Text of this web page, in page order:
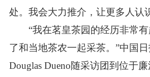
处。我会大力推介，让更多人认
“我在茗皇茶园的经历非常有
了和当地茶农一起采茶。”中国
Douglas Dueno随采访团到位于